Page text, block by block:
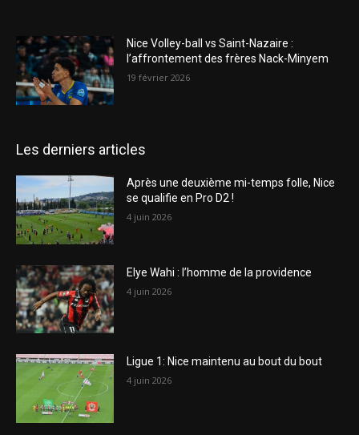
Nice Volley-ball vs Saint-Nazaire :
l’affrontement des frères Nack-Minyem
19 février 2026
Les derniers articles
Après une deuxième mi-temps folle, Nice
se qualifie en Pro D2 !
4 juin 2026
Elye Wahi : l’homme de la providence
4 juin 2026
Ligue 1: Nice maintenu au bout du bout
4 juin 2026